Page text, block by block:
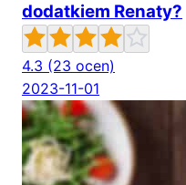
dodatkiem Renaty?
4.3 (23 ocen)
2023-11-01